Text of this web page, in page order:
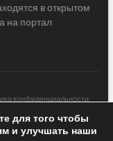
в открытом
на портал
конфиденциальности
All Rights Reserved /
для того чтобы
и улучшать наши